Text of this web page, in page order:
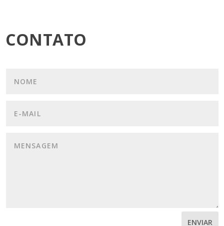
CONTATO
ENVIAR